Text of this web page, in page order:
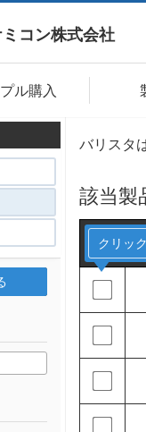
コン株式会社
ル購入
バリスタ
該当製
クリッ